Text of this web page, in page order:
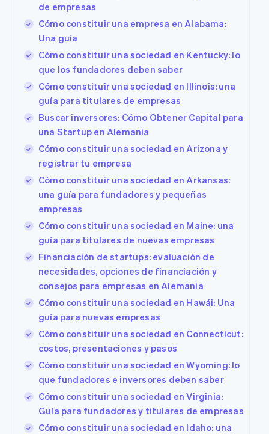
de empresas
Cómo constituir una empresa en Alabama:
Una guía
Cómo constituir una sociedad en Kentucky: lo
que los fundadores deben saber
Cómo constituir una sociedad en Illinois: una
guía para titulares de empresas
Buscar inversores: Cómo Obtener Capital para
una Startup en Alemania
Cómo constituir una sociedad en Arizona y
registrar tu empresa
Cómo constituir una sociedad en Arkansas:
una guía para fundadores y pequeñas
empresas
Cómo constituir una sociedad en Maine: una
guía para titulares de nuevas empresas
Financiación de startups: evaluación de
necesidades, opciones de financiación y
consejos para empresas en Alemania
Cómo constituir una sociedad en Hawái: Una
guía para nuevas empresas
Cómo constituir una sociedad en Connecticut:
costos, presentaciones y pasos
Cómo constituir una sociedad en Wyoming: lo
que fundadores e inversores deben saber
Cómo constituir una sociedad en Virginia:
Guía para fundadores y titulares de empresas
Cómo constituir una sociedad en Idaho: una